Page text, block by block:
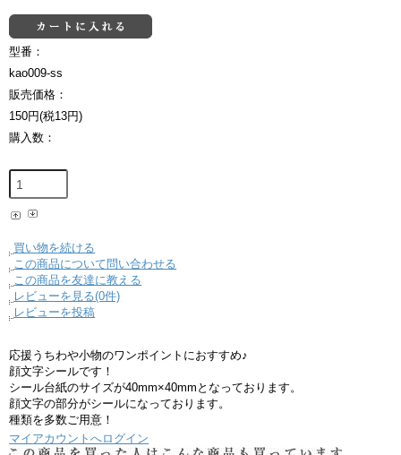
型番：
kao009-ss
販売価格：
150円(税13円)
購入数：
買い物を続ける
この商品について問い合わせる
この商品を友達に教える
レビューを見る(0件)
レビューを投稿
応援うちわや小物のワンポイントにおすすめ♪
顔文字シールです！
シール台紙のサイズが40mm×40mmとなっております。
顔文字の部分がシールになっております。
種類を多数ご用意！
マイアカウントへログイン